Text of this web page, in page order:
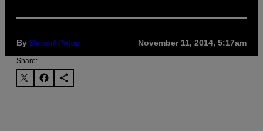
By Benoit Palop November 11, 2014, 5:17am
Share: